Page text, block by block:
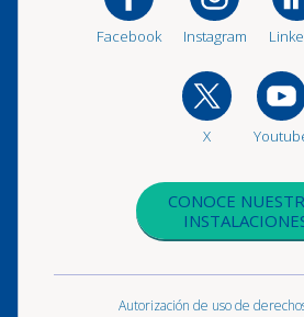
Facebook Instagram
X
CONOCE
Autorización de uso de